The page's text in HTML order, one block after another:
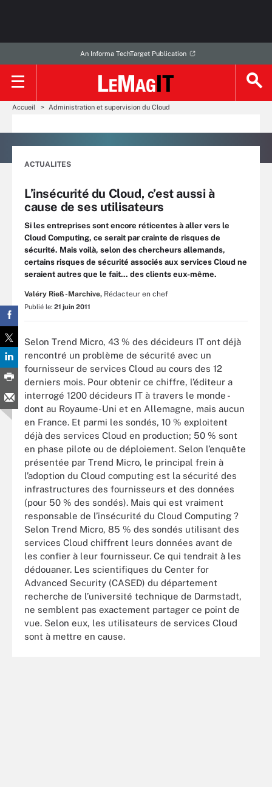
An Informa TechTarget Publication
Accueil Administration et supervision du Cloud
ACTUALITES
L’insécurité du Cloud, c’est aussi à
cause de ses utilisateurs
Si les entreprises sont encore réticentes à aller vers le
Cloud Computing, ce serait par crainte de risques de
sécurité. Mais voilà, selon des chercheurs allemands,
certains risques de sécurité associés aux services Cloud ne
seraient autres que le fait... des clients eux-même.
Valéry Rieß-Marchive, Rédacteur en chef
Publié le: 21 juin 2011
Selon Trend Micro, 43 % des décideurs IT ont déjà
rencontré un problème de sécurité avec un
fournisseur de services Cloud au cours des 12
derniers mois. Pour obtenir ce chiffre, l’éditeur a
interrogé 1200 décideurs IT à travers le monde -
dont au Royaume-Uni et en Allemagne, mais aucun
en France. Et parmi les sondés, 10 % exploitent
déjà des services Cloud en production; 50 % sont
en phase pilote ou de déploiement. Selon l’enquête
présentée par Trend Micro, le principal frein à
l’adoption du Cloud computing est la sécurité des
infrastructures des fournisseurs et des données
(pour 50 % des sondés). Mais qui est vraiment
responsable de l’insécurité du Cloud Computing ?
Selon Trend Micro, 85 % des sondés utilisant des
services Cloud chiffrent leurs données avant de
les confier à leur fournisseur. Ce qui tendrait à les
dédouaner. Les scientifiques du Center for
Advanced Security (CASED) du département
recherche de l’université technique de Darmstadt,
ne semblent pas exactement partager ce point de
vue. Selon eux, les utilisateurs de services Cloud
sont à mettre en cause.